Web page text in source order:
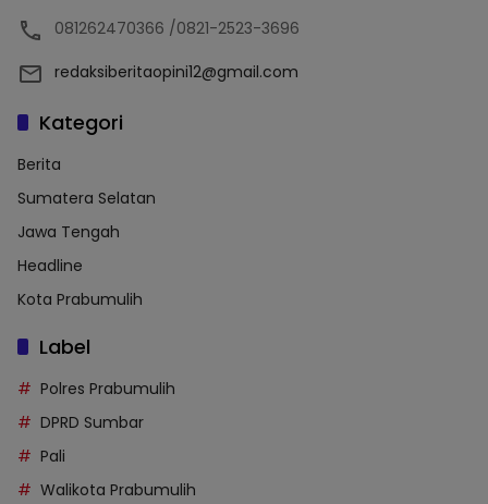
081262470366 /0821-2523-3696
redaksiberitaopini12@gmail.com
Kategori
Berita
Sumatera Selatan
Jawa Tengah
Headline
Kota Prabumulih
Label
Polres Prabumulih
DPRD Sumbar
Pali
Walikota Prabumulih